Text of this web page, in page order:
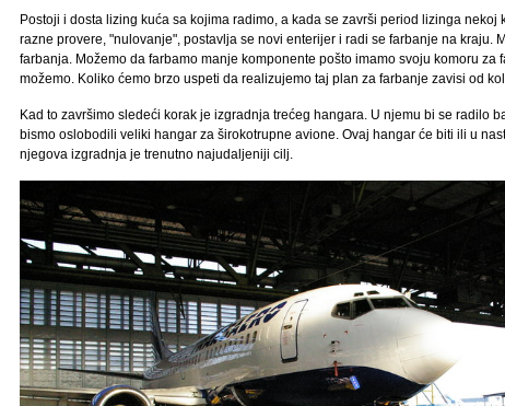
Postoji i dosta lizing kuća sa kojima radimo, a kada se završi period lizinga
razne provere, "nulovanje", postavlja se novi enterijer i radi se farbanje na kraju.
farbanja. Možemo da farbamo manje komponente pošto imamo svoju komoru za
možemo. Koliko ćemo brzo uspeti da realizujemo taj plan za farbanje zavisi od
Kad to završimo sledeći korak je izgradnja trećeg hangara. U njemu bi se radilo
bismo oslobodili veliki hangar za širokotrupne avione. Ovaj hangar će biti ili u
njegova izgradnja je trenutno najudaljeniji cilj.